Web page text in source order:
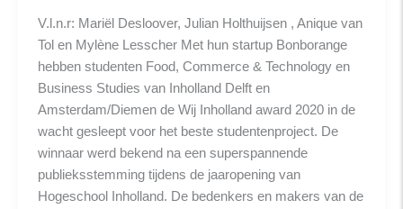
V.l.n.r: Mariël Desloover, Julian Holthuijsen , Anique van
Tol en Mylène Lesscher Met hun startup Bonborange
hebben studenten Food, Commerce & Technology en
Business Studies van Inholland Delft en
Amsterdam/Diemen de Wij Inholland award 2020 in de
wacht gesleept voor het beste studentenproject. De
winnaar werd bekend na een superspannende
publieksstemming tijdens de jaaropening van
Hogeschool Inholland. De bedenkers en makers van de